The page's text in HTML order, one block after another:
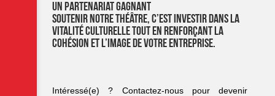
Un partenariat gagnant
Soutenir notre théâtre, c’est investir dans la
vitalité culturelle tout en renforçant la
cohésion et l’image de votre entreprise.
Intéressé(e) ? Contactez-nous pour devenir